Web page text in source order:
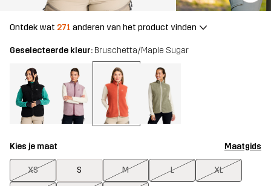
Ontdek wat 271 anderen van het product vinden
Geselecteerde kleur: Bruschetta/Maple Sugar
Kies je maat Maatgids
XS S M L XL